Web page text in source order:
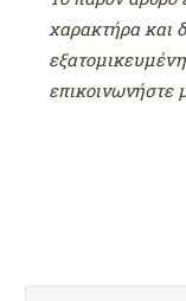
χαρακτήρα και
επικοινωνήστε